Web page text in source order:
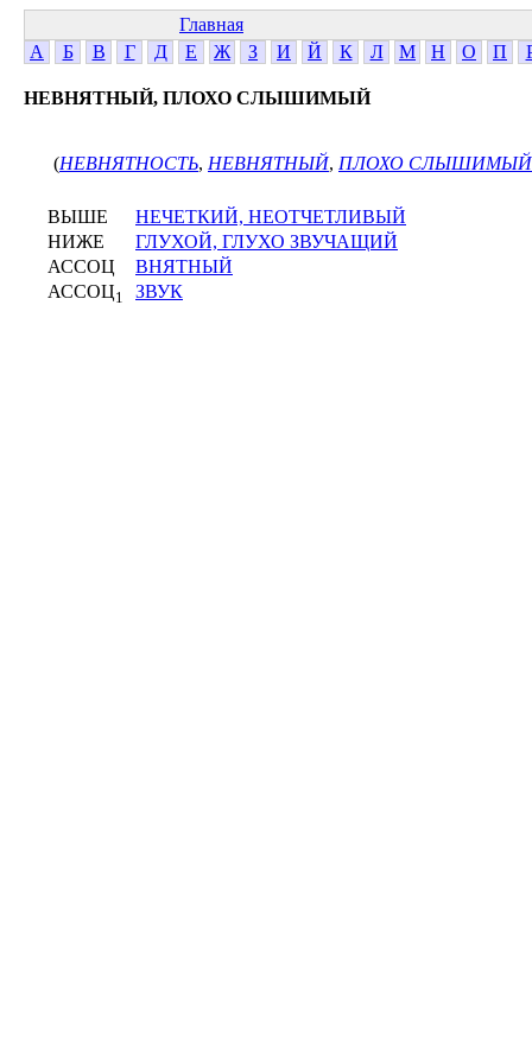
Главная
А
Б В Г Д Е Ж З И Й К Л М Н О П
НЕВНЯТНЫЙ, ПЛОХО СЛЫШИМЫЙ
(НЕВНЯТНОСТЬ, НЕВНЯТНЫЙ, ПЛОХО СЛЫШИМЫЙ
ВЫШЕ
НЕЧЕТКИЙ, НЕОТЧЕТЛИВЫЙ
НИЖЕ
ГЛУХОЙ, ГЛУХО ЗВУЧАЩИЙ
АССОЦ
ВНЯТНЫЙ
АССОЦ1 ЗВУК